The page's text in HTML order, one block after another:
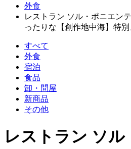
外食
レストラン ソル・ポニエン
ったりな【創作地中海】特別
すべて
外食
宿泊
食品
卸・問屋
新商品
その他
レストラン ソル